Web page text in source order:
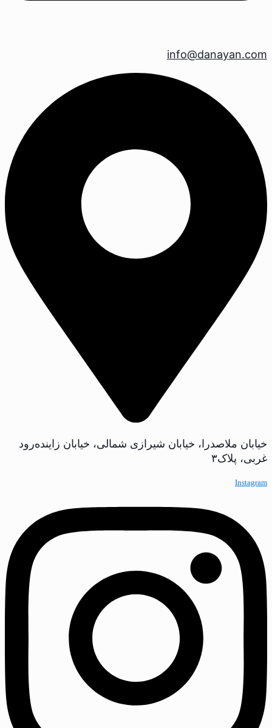
info@danayan.com
خیابان ملاصدرا، خیابان شیرازی شمالی، خیابان زاینده‌رود
غربی، پلاک‌۳
Instagram